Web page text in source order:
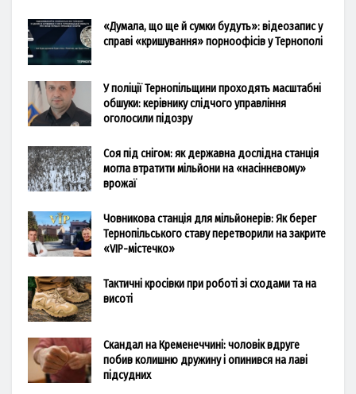
«Думала, що ще й сумки будуть»: відеозапис у
справі «кришування» порноофісів у Тернополі
У поліції Тернопільщини проходять масштабні
обшуки: керівнику слідчого управління
оголосили підозру
Соя під снігом: як державна дослідна станція
могла втратити мільйони на «насіннєвому»
врожаї
Човникова станція для мільйонерів: Як берег
Тернопільського ставу перетворили на закрите
«VIP-містечко»
Тактичні кросівки при роботі зі сходами та на
висоті
Скандал на Кременеччині: чоловік вдруге
побив колишню дружину і опинився на лаві
підсудних